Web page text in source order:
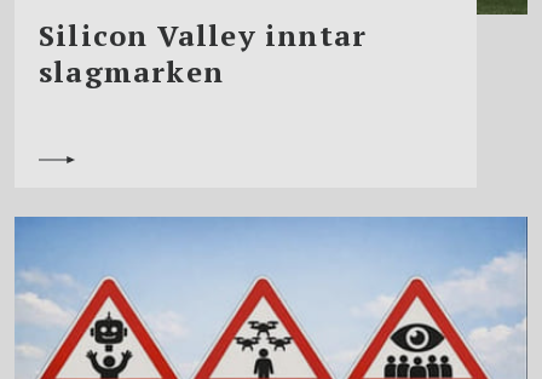
Silicon Valley inntar
slagmarken